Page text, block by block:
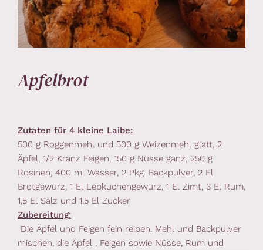
Apfelbrot
Zutaten für 4 kleine Laibe:
500 g Roggenmehl und 500 g Weizenmehl glatt, 2
Äpfel, 1/2 Kranz Feigen, 150 g Nüsse ganz, 250 g
Rosinen, 400 ml Wasser, 2 Pkg. Backpulver, 2 El
Brotgewürz, 1 El Lebkuchengewürz, 1 El Zimt, 3 El Rum,
1,5 El Salz und 1,5 El Zucker
Zubereitung:
Die Äpfel und Feigen fein reiben. Mehl und Backpulver
mischen, die Äpfel , Feigen sowie Nüsse, Rum und